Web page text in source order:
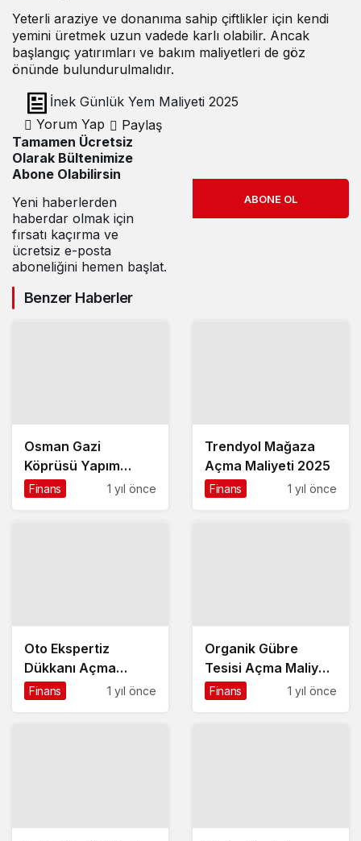
Yeterli araziye ve donanıma sahip çiftlikler için kendi
yemini üretmek uzun vadede karlı olabilir. Ancak
başlangıç yatırımları ve bakım maliyetleri de göz
önünde bulundurulmalıdır.
İnek Günlük Yem Maliyeti 2025
Yorum Yap
Paylaş
Tamamen Ücretsiz
Olarak Bültenimize
Abone Olabilirsin
Yeni haberlerden
haberdar olmak için
fırsatı kaçırma ve
ücretsiz e-posta
aboneliğini hemen başlat.
ABONE OL
Benzer Haberler
Osman Gazi
Köprüsü Yapım
Maliyeti
Finans 1 yıl önce
Trendyol Mağaza
Açma Maliyeti 2025
Finans 1 yıl önce
Oto Ekspertiz
Dükkanı Açma
Maliyeti 2025
Finans 1 yıl önce
Organik Gübre
Tesisi Açma Maliyeti
2025
Finans 1 yıl önce